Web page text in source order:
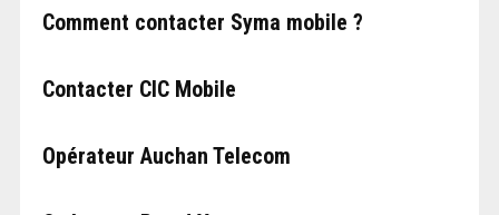
Comment contacter Syma mobile ?
Contacter CIC Mobile
Opérateur Auchan Telecom